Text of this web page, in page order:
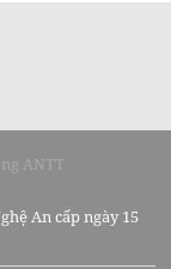
ANTT
An cấp ngày 15